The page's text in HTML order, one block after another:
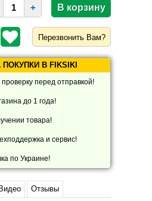
+
Перезвонить Вам?
В FIKSIKI
перед отправкой!
до 1 года!
товара!
и сервис!
по Украине!
Видео Отзывы